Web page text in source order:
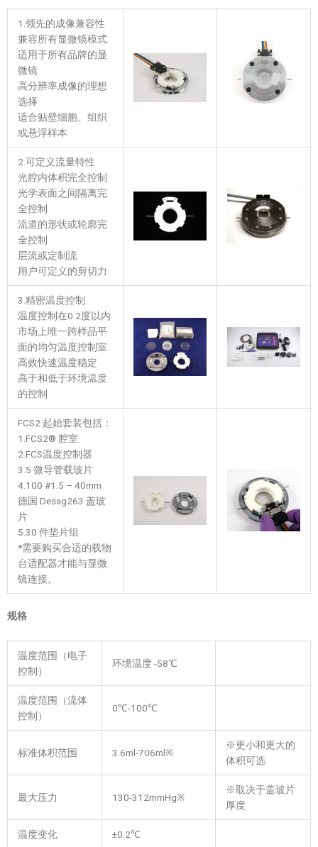
1.领先的成像兼容性
兼容所有显微镜模式
适用于所有品牌的显
微镜
高分辨率成像的理想
选择
适合贴壁细胞、组织
或悬浮样本
2.可定义流量特性
光腔内体积完全控制
光学表面之间隔离完
全控制
流道的形状或轮廓完
全控制
层流或定制流
用户可定义的剪切力
3.精密温度控制
温度控制在0.2度以内
市场上唯一跨样品平
面的均匀温度控制室
高效快速温度稳定
高于和低于环境温度
的控制
FCS2 起始套装包括：
1.FCS2® 腔室
2.FCS温度控制器
3.5 微导管载玻片
4.100 #1.5 – 40mm
德国 Desag263 盖玻
片
5.30 件垫片组
*需要购买合适的载物
台适配器才能与显微
镜连接。
规格
温度范围（电子
控制）
环境温度 -58℃
温度范围（流体
控制）
0℃-100℃
标准体积范围 3.6ml-706ml※
※更小和更大的
体积可选
最大压力 130-312mmHg※
※取决于盖玻片
厚度
温度变化 ±0.2℃